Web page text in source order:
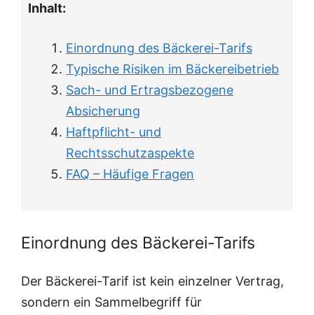
Inhalt:
Einordnung des Bäckerei-Tarifs
Typische Risiken im Bäckereibetrieb
Sach- und Ertragsbezogene
Absicherung
Haftpflicht- und
Rechtsschutzaspekte
FAQ – Häufige Fragen
Einordnung des Bäckerei-Tarifs
Der Bäckerei-Tarif ist kein einzelner Vertrag,
sondern ein Sammelbegriff für